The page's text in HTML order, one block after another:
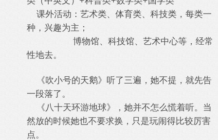
课外活动：艺术类、体育类、科技类，每类一
种，兴趣为主；
博物馆、科技馆、艺术中心等，经常
性地去。
《吹小号的天鹅》听了三遍，她不提，就先告
一段落了。
《八十天环游地球》，她并不怎么慌着听。当
然放的时候她也不要求换，只是玩闹得比较厉害
点。